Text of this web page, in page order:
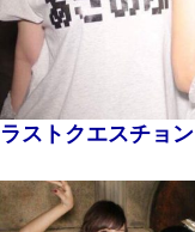
ラストクエスチョン